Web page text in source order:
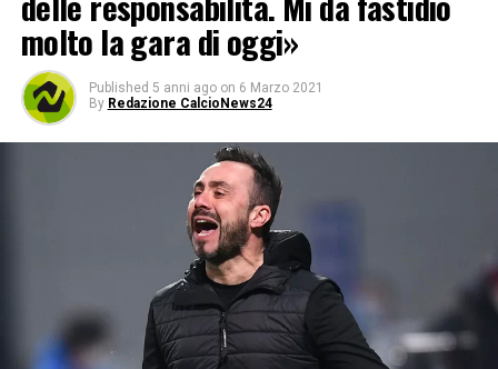
molto la gara di oggi»
Published 5 anni ago on 6 Marzo 2021
By Redazione CalcioNews24